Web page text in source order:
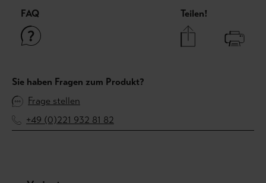
FAQ Teilen!
Sie haben Fragen zum Produkt?
Frage stellen
+49 (0)221 932 81 82